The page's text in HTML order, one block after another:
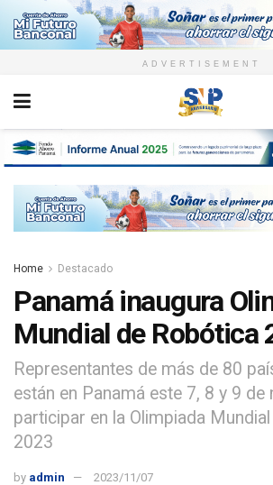
ADVERTISEMENT
Home Destacado
Panamá inaugura
Mundial de Robótica
Representantes de más de 80
están en Panamá este 7, 8 y 9 de
participar en la Olimpiada
2023
by admin 2023/11/07